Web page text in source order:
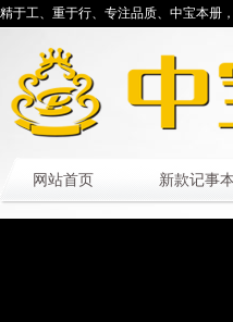
精于工、重于行、专注品质、中宝本册
网站首页 新款记事本